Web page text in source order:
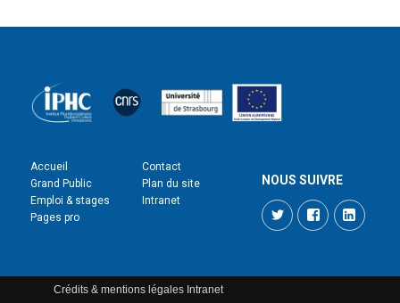
Accueil
Grand Public
Emploi & stages
Pages pro
Contact
Plan du site
Intranet
NOUS SUIVRE
TwitterFacebook
Crédits & mentions légales Intranet